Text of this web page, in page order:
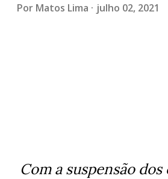
Por Matos Lima julho 02, 2021
Com a suspensão